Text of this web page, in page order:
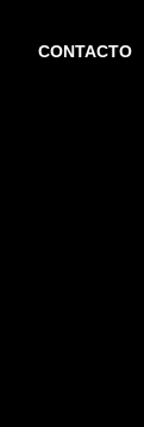
CONTACTO